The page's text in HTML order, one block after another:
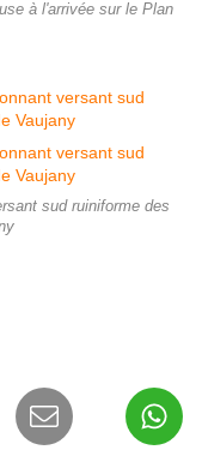
à l'arrivée sur le Plan
sud ruiniforme des